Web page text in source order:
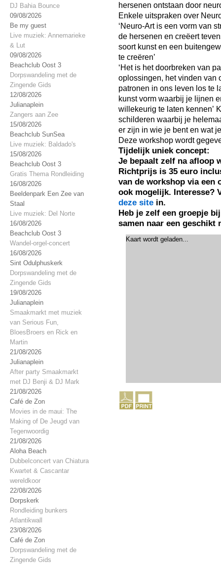
DJ Bahia Bounce
09/08/2026
Be my guest
Live muziek: Annemarieke
& Lut
09/08/2026
Beachclub Oost 3
Dorpswandeling met de
Zingende Gids
12/08/2026
Julianaplein
Zangers aan Zee
15/08/2026
Beachclub SunSea
Live muziek: Baldado's
15/08/2026
Beachclub Oost 3
Gratis Thema Rondleiding
16/08/2026
Beeldenpark Een Zee van
Staal
Live muziek: Del Norte
16/08/2026
Beachclub Oost 3
Wandel-orgel-concert
16/08/2026
Sint Odulphuskerk
Dorpswandeling met de
Zingende Gids
19/08/2026
Julianaplein
Smaakmarkt met muziek
van Serious Fun,
BloesBroers en Rick en
Martin
21/08/2026
Julianaplein
After party Smaakmarkt
met DJ Benji & DJ Mark
21/08/2026
Café de Zon
Movies in de maui: The
Making of De Jeugd van
Tegenwoordig
21/08/2026
Aloha Beach
Dubbelconcert van Chiatura
Kwartet & Cascantar
wereldkoor
22/08/2026
Dorpskerk
Rondleiding bunkers
Atlantikwall
23/08/2026
Café de Zon
Dorpswandeling met de
Zingende Gids
hersenen ontstaan door
Enkele uitspraken over
‘Neuro-Art is een vorm van
de hersenen en creëert
soort kunst en een
te creëren’
‘Het is het doorbreken van
oplossingen, het vinden van
patronen in ons leven los te
kunst vorm waarbij je lijnen
willekeurig te laten kennen’
schilderen waarbij je
er zijn in wie je bent en wat
Deze workshop wordt
Tijdelijk uniek concept:
Je bepaalt zelf na afloop
Richtprijs is 35 euro
van de workshop via een
ook mogelijk. Interesse?
deze site in.
Heb je zelf een groepje
samen naar een geschikt
Kaart wordt geladen...